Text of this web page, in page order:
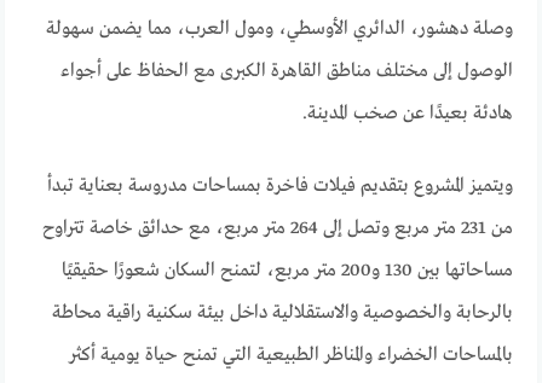
وصلة دهشور، الدائري الأوسطي، ومول العرب، مما يضمن سهولة
الوصول إلى مختلف مناطق القاهرة الكبرى مع الحفاظ على أجواء
هادئة بعيدًا عن صخب المدينة.
ويتميز المشروع بتقديم فيلات فاخرة بمساحات مدروسة بعناية تبدأ
من 231 متر مربع وتصل إلى 264 متر مربع، مع حدائق خاصة تتراوح
مساحاتها بين 130 و200 متر مربع، لتمنح السكان شعورًا حقيقيًا
بالرحابة والخصوصية والاستقلالية داخل بيئة سكنية راقية محاطة
بالمساحات الخضراء والمناظر الطبيعية التي تمنح حياة يومية أكثر